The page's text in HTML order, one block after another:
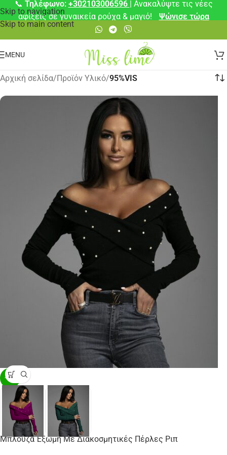
Skip to navigation
Skip to main content
📞 Τηλέφωνο: +302103006596 | Ανακαλύψτε τις νέες
αφίξεις σε γυναικεία ρούχα & μαγιό!
Ψώνισε τώρα
MENU
Αρχική σελίδα/Προϊόν Υλικό/95%VIS
-23%
Μπλούζα Έξωμη Με Διακοσμητικές Πέρλες Ριπ